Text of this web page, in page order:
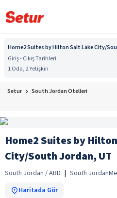
Home2 Suites by Hilton Salt Lake City/
Giriş - Çıkış Tarihleri
1 Oda, 2 Yetişkin
Setur South Jordan Otelleri
Home2 Suites by
City/South Jordan, UT
South Jordan / ABD | South Jordan
Haritada Gör